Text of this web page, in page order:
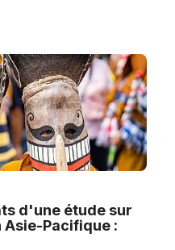
d'une étude sur
Asie-Pacifique :